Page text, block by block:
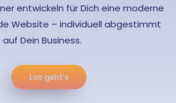
entwickeln für Dich eine moderne
Website – individuell abgestimmt
auf Dein Business.
Los geht’s